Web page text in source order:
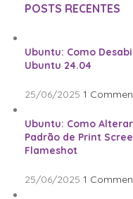
POSTS RECENTES
Ubuntu: Como
Ubuntu 24.04
25/06/2025 1
Ubuntu: Como
Padrão de Print
Flameshot
25/06/2025 1